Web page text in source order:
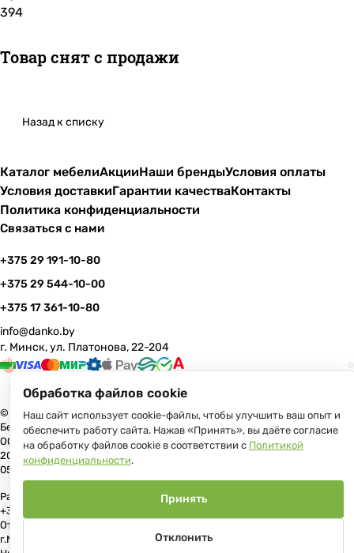
394
Товар снят с продажи
Назад к списку
Каталог мебелиАкцииНаши брендыУсловия оплаты
Условия доставкиГарантии качестваКонтакты
Политика конфиденциальности
Связаться с нами
+375 29 191-10-80
+375 29 544-10-00
+375 17 361-10-80
info@danko.by
г. Минск, ул. Платонова, 22-204
© 2026 Данко Бай: качественная мебель с оперативной доставкой по
Беларуси
ООО «Гранд Парк», юр.адрес: 220005, Минск, ул. Платонова, 22, пом.
204 В торговом реестре с 17 июля 2013 г. Регистрация №191081534,
05.11.2008, Мингорисполком.
Рассмотрение обращений потребителей, телефон +375 (17) 361-10-80,
+375 (29) 191-10-80, +375 (29) 544-10-00, e-mail: info@danko.by
Отдел торговли и услуг Администрации Первомайского района
г.Минска: тел. +375(17)215-14-65, Начальник отдела: Жакович Юлия
Обработка файлов cookie
Наш сайт использует cookie-файлы, чтобы улучшить ваш опыт и
обеспечить работу сайта. Нажав «Принять», вы даёте согласие
на обработку файлов cookie в соответствии с Политикой
конфиденциальности.
Отклонить
Принять